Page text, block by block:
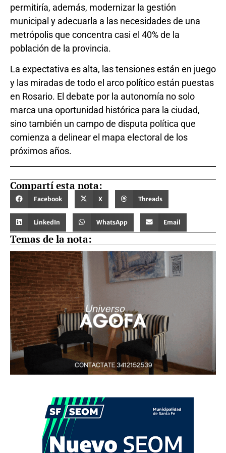
permitiría, además, modernizar la gestión
municipal y adecuarla a las necesidades de una
metrópolis que concentra casi el 40% de la
población de la provincia.
La expectativa es alta, las tensiones están en juego
y las miradas de todo el arco político están puestas
en Rosario. El debate por la autonomía no solo
marca una oportunidad histórica para la ciudad,
sino también un campo de disputa política que
comienza a delinear el mapa electoral de los
próximos años.
Compartí esta nota:
Facebook X Threads
LinkedIn WhatsApp Email
Temas de la nota: